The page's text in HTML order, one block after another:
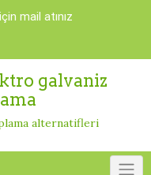
mail atınız
galvaniz
alternatifleri